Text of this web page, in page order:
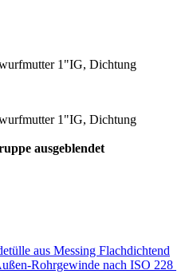
ausgeblendet
aus Messing Flachdichtend
Rohrgewinde nach ISO 228